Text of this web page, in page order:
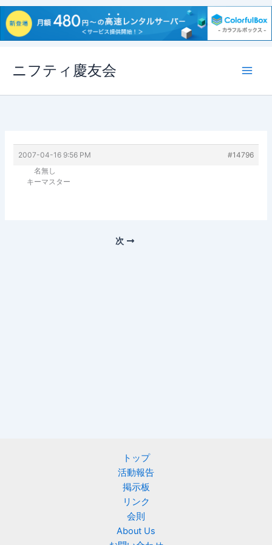
ス
ニフティ慶友会
2007-04-16 9:56 PM
#14796
名無し
キーマスター
次
トップ
活動報告
掲示板
リンク
会則
About Us